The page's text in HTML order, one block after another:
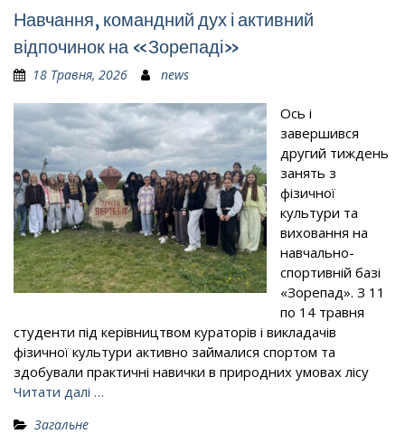
Навчання, командний дух і активний
відпочинок на «Зорепаді»
18 Травня, 2026 news
Ось і
завершився
другий тиждень
занять з
фізичної
культури та
виховання на
навчально-
спортивній базі
«Зорепад». З 11
по 14 травня
студенти під керівництвом кураторів і викладачів
фізичної культури активно займалися спортом та
здобували практичні навички в природних умовах лісу
Читати далі …
Загальне